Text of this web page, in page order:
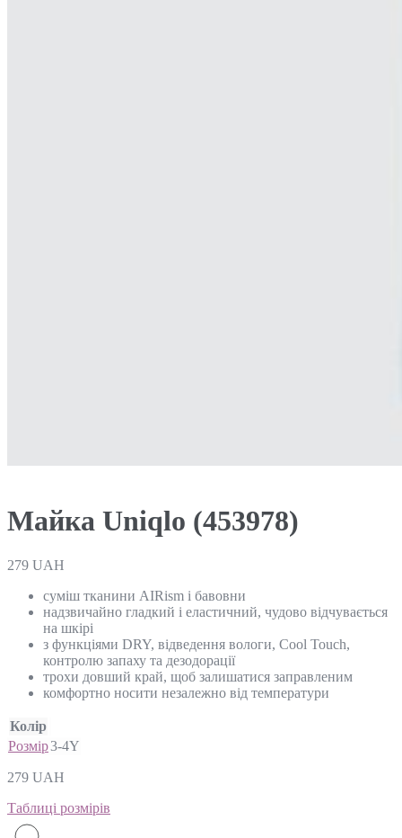
Майка Uniqlo (453978)
279 UAH
суміш тканини AIRism і бавовни
надзвичайно гладкий і еластичний, чудово відчувається
на шкірі
з функціями DRY, відведення вологи, Cool Touch,
контролю запаху та дезодорації
трохи довший край, щоб залишатися заправленим
комфортно носити незалежно від температури
Колір
Розмір3-4Y
279 UAH
Таблиці розмірів